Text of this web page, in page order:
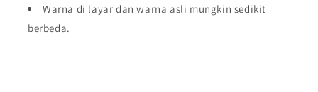
Warna di layar dan warna asli mungkin sedikit
berbeda.